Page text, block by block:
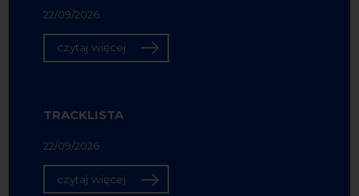
22/09/2026
czytaj więcej
TRACKLISTA
22/09/2026
czytaj więcej